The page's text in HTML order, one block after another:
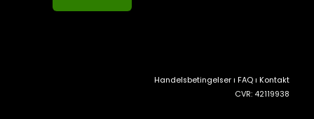
Handelsbetingelser ı FAQ ı Kontakt
CVR: 42119938